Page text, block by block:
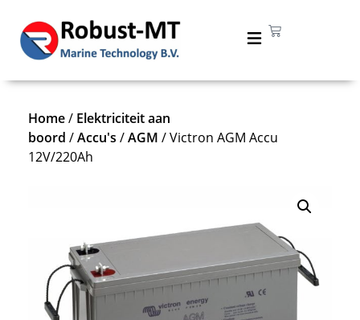
Home/ Elektriciteit aan
boord /Accu's /AGM / Victron AGM Accu
12V/220Ah